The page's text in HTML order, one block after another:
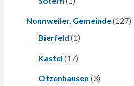
Nonnweiler, Gemeinde(127)
Bierfeld (1)
Kastel (17)
Otzenhausen (3)